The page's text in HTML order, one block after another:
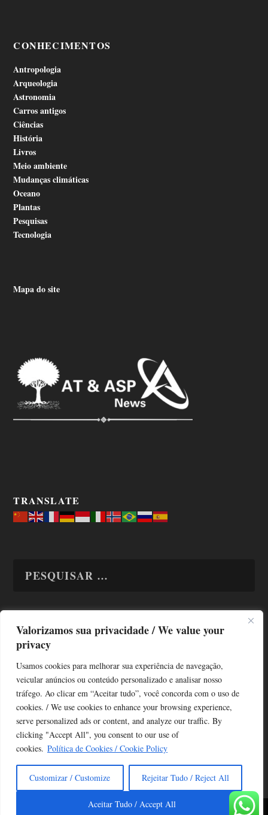
Valorizamos sua privacidade / We value your
privacy
Usamos cookies para melhorar sua experiência de navegação,
veicular anúncios ou conteúdo personalizado e analisar nosso
tráfego. Ao clicar em “Aceitar tudo”, você concorda com o uso de
cookies. / We use cookies to enhance your browsing experience,
serve personalized ads or content, and analyze our traffic. By
clicking "Accept All", you consent to our use of
cookies. Política de Cookies / Cookie Policy
Customizar / Customize Rejeitar Tudo / Reject All
Aceitar Tudo / Accept All
CONHECIMENTOS
Antropologia
Arqueologia
Astronomia
Carros antigos
Ciências
História
Livros
Meio ambiente
Mudanças climáticas
Oceano
Plantas
Pesquisas
Tecnologia
Mapa do site
TRANSLATE
TODAS OS ASSUNTOS
Copyright © Alô Tatuapé 2013 / 2026
Desenvolvido por ALOSP MKT DIGITAL